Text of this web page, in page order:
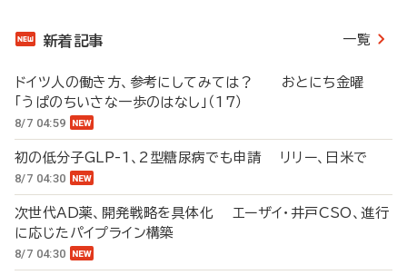
新着記事 一覧
ドイツ人の働き方、参考にしてみては？ おとにち金曜
「うぱのちいさな一歩のはなし」（17）
8/7 04:59
初の低分子GLP-1、2型糖尿病でも申請 リリー、日米で
8/7 04:30
次世代AD薬、開発戦略を具体化 エーザイ・井戸CSO、進行
に応じたパイプライン構築
8/7 04:30